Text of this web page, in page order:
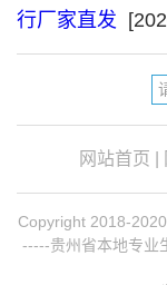
行厂家直发
网站首页
Copyright 2018-
-----贵州省本地专业